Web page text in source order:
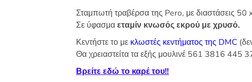
Σταμπωτή τραβέρσα της Pero, με διαστάσεις 50
Σε ύφασμαεταμίν κνωσός εκρού με χρυσό.
Κεντήστε το με κλωστές κεντήματος της DMC
Θα χρειαστείτα τα εξής μουλινέ 561 3816 445
Βρείτε εδώ το καρέ του!!